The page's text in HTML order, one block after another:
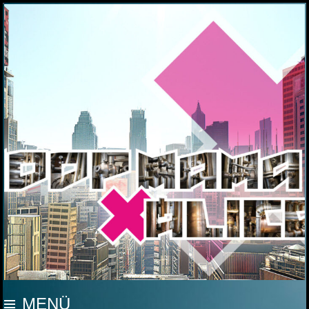
MOOP MAMA
MENÜ